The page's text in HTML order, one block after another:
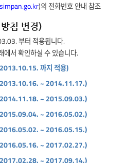
)의 전화번호 안내 참조
침 변경)
부터 적용됩니다.
서 확인하실 수 있습니다.
까지 적용)
(2013.10.16. ~ 2014.11.17.)
(2014.11.18. ~ 2015.09.03.)
(2015.09.04. ~ 2016.05.02.)
(2016.05.02. ~ 2016.05.15.)
(2016.05.16. ~ 2017.02.27.)
(2017.02.28. ~ 2017.09.14.)